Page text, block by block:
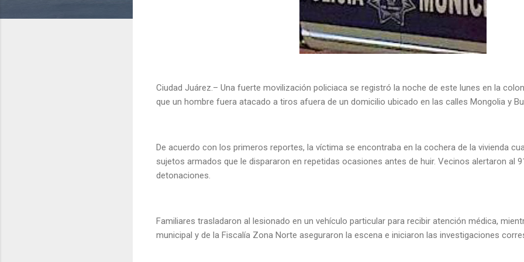
Ciudad Juárez.– Una fuerte movilización policiaca se registró la noche de este lunes en la
que un hombre fuera atacado a tiros afuera de un domicilio ubicado en las calles Mongolia y
De acuerdo con los primeros reportes, la víctima se encontraba en la cochera de la vivienda
sujetos armados que le dispararon en repetidas ocasiones antes de huir. Vecinos alertaron al
detonaciones.
Familiares trasladaron al lesionado en un vehículo particular para recibir atención médica,
municipal y de la Fiscalía Zona Norte aseguraron la escena e iniciaron las investigaciones